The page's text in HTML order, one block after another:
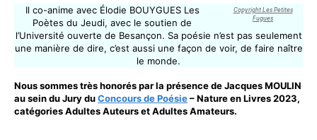
Copyright Les Petites
Fugues
Il co-anime avec Élodie BOUYGUES Les
Poètes du Jeudi, avec le soutien de
l’Université ouverte de Besançon. Sa poésie n’est pas seulement
une manière de dire, c’est aussi une façon de voir, de faire naître
le monde.
Nous sommes très honorés par la présence de Jacques MOULIN
au sein du Jury duConcours de Poésie– Nature en Livres 2023,
catégories Adultes Auteurs et Adultes Amateurs.